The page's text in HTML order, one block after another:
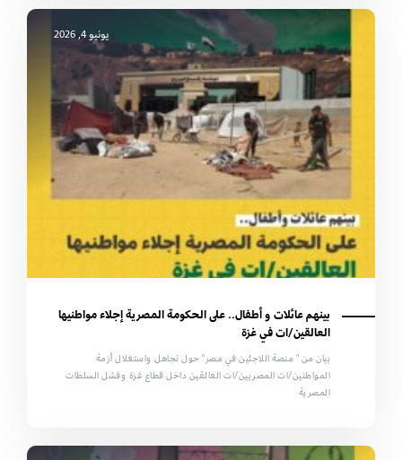
يونيو 4, 2026
بينهم عائلات و أطفال.. على الحكومة المصرية إجلاء مواطنيها
العالقين/ات في غزة
بيان من " منصة اللاجئين في مصر" حول تجاهل واستغلال أزمة
المواطنين/ات المصريين/ات العالقين داخل قطاع غزة وفشل السلطات
المصرية